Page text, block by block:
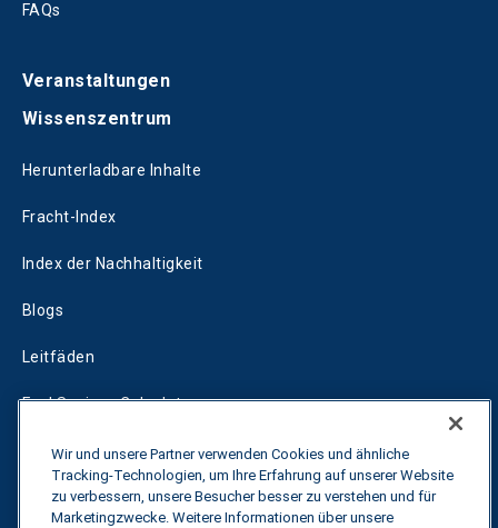
FAQs
Veranstaltungen
Wissenszentrum
Herunterladbare Inhalte
Fracht-Index
Index der Nachhaltigkeit
Blogs
Leitfäden
Fuel Savings Calculator
Rechner für die Transportoptimierung
Tarif-Tracker
Wir und unsere Partner verwenden Cookies und ähnliche
Tracking-Technologien, um Ihre Erfahrung auf unserer Website
zu verbessern, unsere Besucher besser zu verstehen und für
Marketingzwecke. Weitere Informationen über unsere